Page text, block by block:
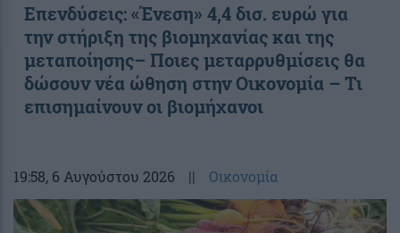
Επενδύσεις: «Ένεση» 4,4 δισ. ευρώ για
την στήριξη της βιομηχανίας και της
μεταποίησης– Ποιες μεταρρυθμίσεις θα
δώσουν νέα ώθηση στην Οικονομία – Τι
επισημαίνουν οι βιομήχανοι
19:58, 6 Αυγούστου 2026 || Οικονομία